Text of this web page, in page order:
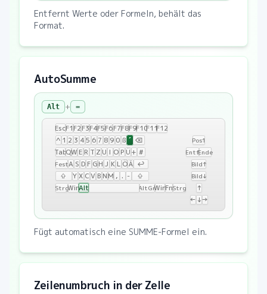
Entfernt Werte oder Formeln, behält das
Format.
AutoSumme
Alt + =
EscF1F2F3F4F5F6F7F8F9F10F11F12
^ 1 2 3 4 5 6 7 8 9 0 ß ´ ⌫
TabQWE R T Z U I OP Ü+ #
FestA S D F GH J K L ÖÄ ↩
⇧
Y X CVBNM , . - ⇧
StrgWinAlt AltGrWinFnStrg
Pos1
EntfEnde
Bild↑
Bild↓
↑
← ↓→
Fügt automatisch eine SUMME-Formel ein.
Zeilenumbruch in der Zelle